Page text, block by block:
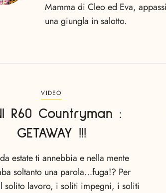
Mamma di Cleo ed Eva,
una giungla in salotto.
VIDEO
R60 Countryman :
GETAWAY !!!
estate ti annebbia e nella mente
soltanto una parola…fuga!? Per
solito lavoro, i soliti impegni, i soliti